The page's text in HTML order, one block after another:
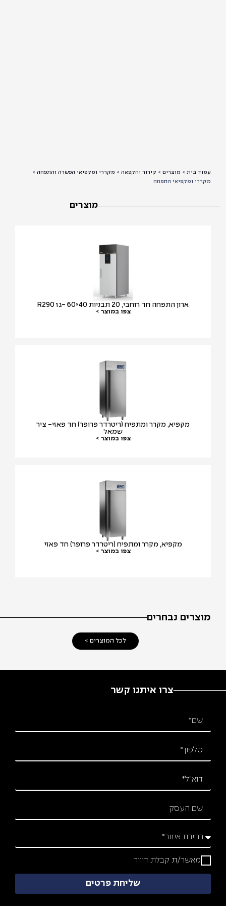
בית >מוצרים > קירור והקפאה >מקררי ומקפיאי הפשרה והתפחה >
ומקפיאי התפחה
מוצרים
ארון התפחה חד רוחבי, 20 תבניות 40×60 -גז R290
צפו במוצר >
מקפיא, מקרר ומתפיח (ריטרדר פרופר) חד פאזי- ציר
צפו במוצר >
מקפיא, מקרר ומתפיח (ריטרדר פרופר) חד פאזי
צפו במוצר >
נבחרים
לכל המוצרים >
צרו איתנו קשר
מאשר/ת קבלת דיוור
שליחת פרטים